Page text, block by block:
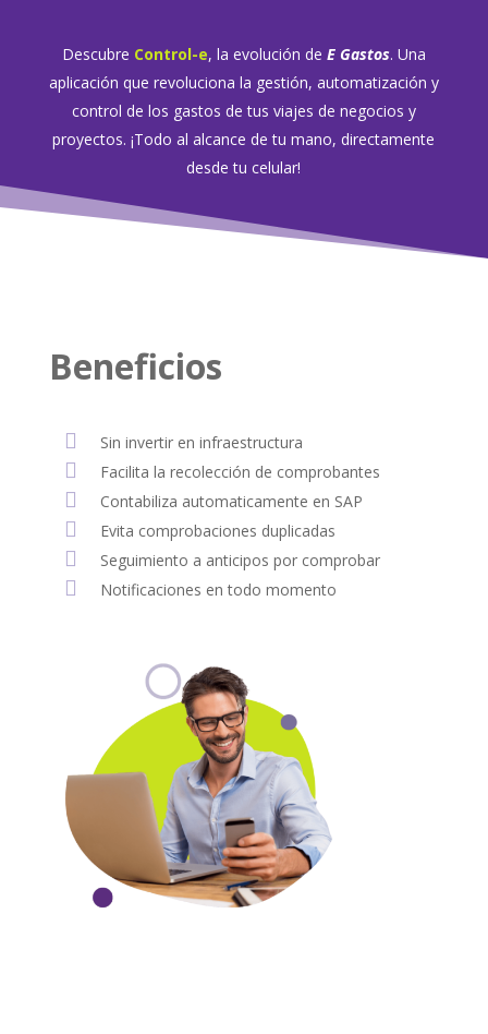
Descubre Control-e, la evolución de E Gastos. Una
aplicación que revoluciona la gestión, automatización y
control de los gastos de tus viajes de negocios y
proyectos. ¡Todo al alcance de tu mano, directamente
desde tu celular!
Beneficios
 Sin invertir en infraestructura
 Facilita la recolección de comprobantes
 Contabiliza automaticamente en SAP
 Evita comprobaciones duplicadas
 Seguimiento a anticipos por comprobar
 Notificaciones en todo momento